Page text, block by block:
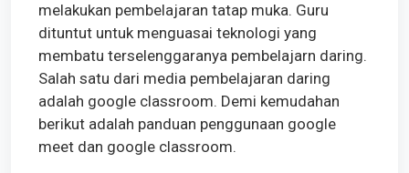
melakukan pembelajaran tatap muka. Guru
dituntut untuk menguasai teknologi yang
membatu terselenggaranya pembelajarn daring.
Salah satu dari media pembelajaran daring
adalah google classroom. Demi kemudahan
berikut adalah panduan penggunaan google
meet dan google classroom.